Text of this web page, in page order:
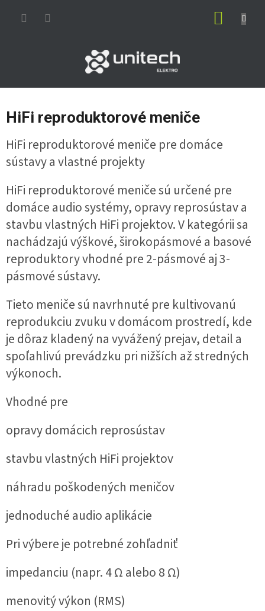
HiFi reproduktorové meniče
HiFi reproduktorové meniče pre domáce
sústavy a vlastné projekty
HiFi reproduktorové meniče sú určené pre
domáce audio systémy, opravy reprosústav a
stavbu vlastných HiFi projektov. V kategórii sa
nachádzajú výškové, širokopásmové a basové
reproduktory vhodné pre 2-pásmové aj 3-
pásmové sústavy.
Tieto meniče sú navrhnuté pre kultivovanú
reprodukciu zvuku v domácom prostredí, kde
je dôraz kladený na vyvážený prejav, detail a
spoľahlivú prevádzku pri nižších až stredných
výkonoch.
Vhodné pre
opravy domácich reprosústav
stavbu vlastných HiFi projektov
náhradu poškodených meničov
jednoduché audio aplikácie
Pri výbere je potrebné zohľadniť
impedanciu (napr. 4 Ω alebo 8 Ω)
menovitý výkon (RMS)